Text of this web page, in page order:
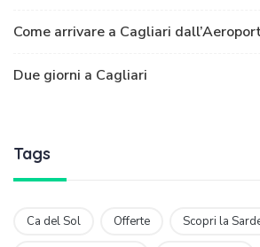
Come arrivare a Cagliari
Due giorni a Cagliari
Tags
Ca del Sol Offerte Scopri la